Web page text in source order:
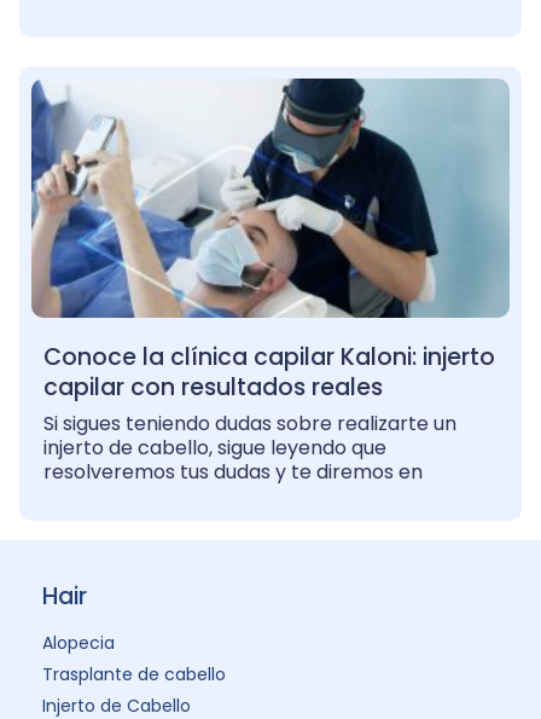
Conoce la clínica capilar Kaloni: injerto
capilar con resultados reales
Si sigues teniendo dudas sobre realizarte un
injerto de cabello, sigue leyendo que
resolveremos tus dudas y te diremos en
Hair
Alopecia
Trasplante de cabello
Injerto de Cabello